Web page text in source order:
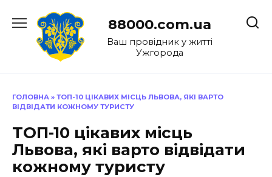
до
88000.com.ua
Ваш провідник у житті
Ужгорода
ГОЛОВНА » ТОП-10 ЦІКАВИХ МІСЦЬ ЛЬВОВА, ЯКІ ВАРТО
ВІДВІДАТИ КОЖНОМУ ТУРИСТУ
ТОП-10 цікавих місць
Львова, які варто відвідати
кожному туристу